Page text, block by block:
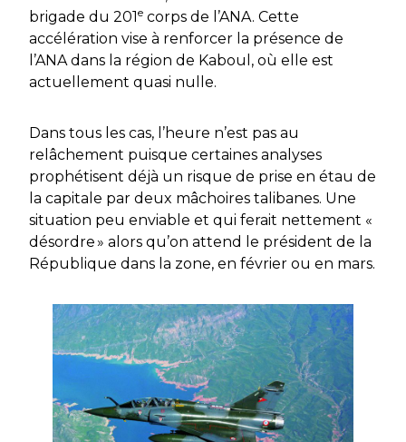
brigade du 201e corps de l’ANA. Cette
accélération vise à renforcer la présence de
l’ANA dans la région de Kaboul, où elle est
actuellement quasi nulle.
Dans tous les cas, l’heure n’est pas au
relâchement puisque certaines analyses
prophétisent déjà un risque de prise en étau de
la capitale par deux mâchoires talibanes. Une
situation peu enviable et qui ferait nettement «
désordre » alors qu’on attend le président de la
République dans la zone, en février ou en mars.